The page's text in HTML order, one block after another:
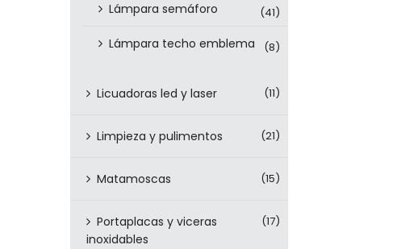
Lámpara semáforo (41)
Lámpara techo emblema (8)
Licuadoras led y laser (11)
Limpieza y pulimentos (21)
Matamoscas (15)
Portaplacas y viceras
inoxidables
(17)